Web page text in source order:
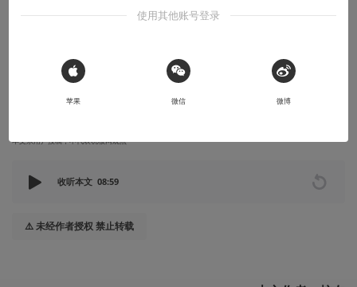
本文系用户投稿，不代表机核网观点
收听本文 08:59
⚠️ 未经作者授权 禁止转载
使用其他账号登录
 Sign in with Apple
苹果 微信 微博